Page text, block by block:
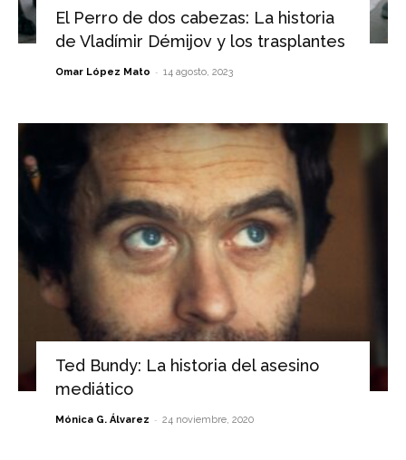
El Perro de dos cabezas: La historia
de Vladímir Démijov y los trasplantes
Omar López Mato - 14 agosto, 2023
Ted Bundy: La historia del asesino
mediático
Mónica G. Álvarez - 24 noviembre, 2020